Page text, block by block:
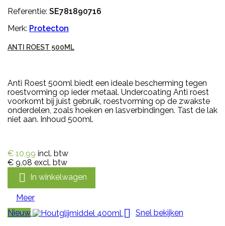
Referentie: SE781890716
Merk: Protecton
ANTI ROEST 500ML
Anti Roest 500ml biedt een ideale bescherming tegen
roestvorming op ieder metaal. Undercoating Anti roest
voorkomt bij juist gebruik, roestvorming op de zwakste
onderdelen, zoals hoeken en lasverbindingen. Tast de lak
niet aan. Inhoud 500ml.
€ 10,99 incl. btw
€ 9,08 excl. btw
 In winkelwagen
Meer
Nieuw
 Snel bekijken